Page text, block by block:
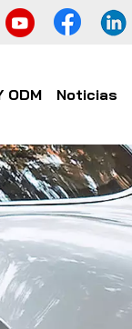
ODM Noticias